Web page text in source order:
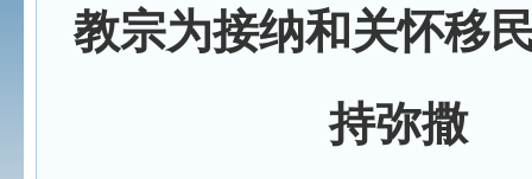
教宗为接纳和关怀移
持弥撒